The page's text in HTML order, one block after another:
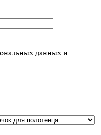
данных и